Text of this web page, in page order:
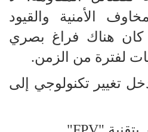
الأمنية والقيود
كان هناك فراغ بصري
لفترة من الزمن.
تغيير تكنولوجي إلى